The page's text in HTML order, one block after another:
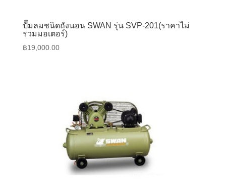
ปั๊มลมชนิดถังนอน SWAN รุ่น SVP-201(ราคาไม่
รวมมอเตอร์)
฿19,000.00